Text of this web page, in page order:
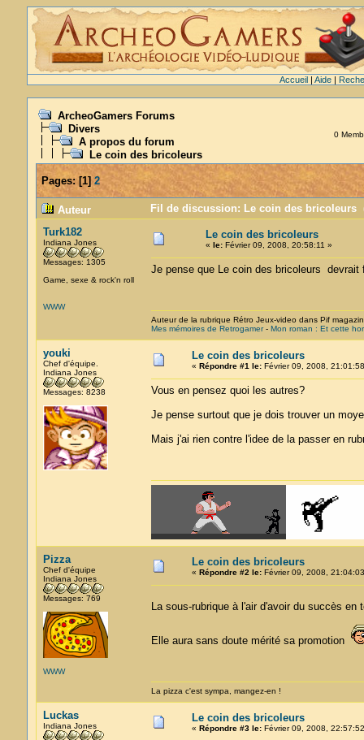
Accueil| Aide|
ArcheoGamers Forums
Divers
A propos du forum
Le coin des bricoleurs
0
Pages:[1] 2
Auteur
Fil de discussion: Le coin des bricoleurs
Turk182
Indiana Jones
Messages: 1305
Game, sexe & rock'n roll
WWW
Le coin des bricoleurs
« le:Février 09, 2008, 20:58:11 »
Je pense que Le coin des bricoleurs devrait
Auteur de la rubrique Rétro Jeux-video dans Pif
Mes mémoires de Retrogamer- Mon roman : Et cette
youki
Chef d'équipe.
Indiana Jones
Messages: 8238
Le coin des bricoleurs
« Répondre #1 le:Février 09, 2008,
Vous en pensez quoi les autres?
Je pense surtout que je dois trouver un
Mais j'ai rien contre l'idee de la passer en
Pizza
Chef d'équipe
Indiana Jones
Messages: 769
WWW
Le coin des bricoleurs
« Répondre #2 le:Février 09, 2008,
La sous-rubrique à l'air d'avoir du succès en
Elle aura sans doute mérité sa promotion
La pizza c'est sympa, mangez-en !
Luckas
Indiana Jones
Le coin des bricoleurs
« Répondre #3 le:Février 09, 2008,